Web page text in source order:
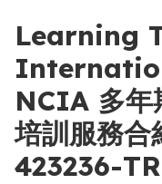
Learning
NCIA 多年
培訓服務
423236-